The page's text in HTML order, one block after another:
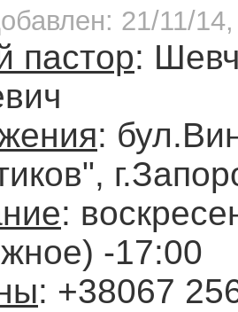
21/11/
пастор:
:
:
-17:00
: +38067